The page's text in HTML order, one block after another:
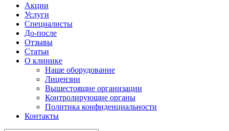
Акции
Услуги
Специалисты
До-после
Отзывы
Статьи
О клинике
Наше оборудование
Лицензии
Вышестоящие организации
Контролирующие органы
Политика конфиденциальности
Контакты